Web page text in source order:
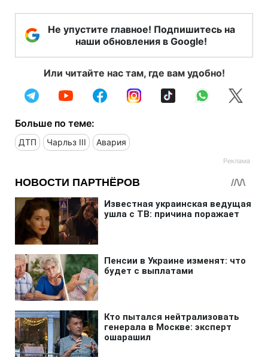
Не упустите главное! Подпишитесь на
наши обновления в Google!
Или читайте нас там, где вам удобно!
Больше по теме:
ДТП Чарльз III Авария